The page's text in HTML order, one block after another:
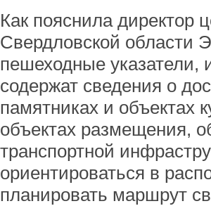
Как пояснила директор
Свердловской области
пешеходные
содержат сведения о
памятниках и объектах
объектах размещения,
транспортной
ориентироваться в
планировать маршрут